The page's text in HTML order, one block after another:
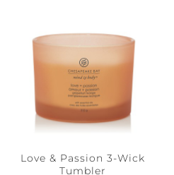
Love & Passion 3-Wick
Tumbler